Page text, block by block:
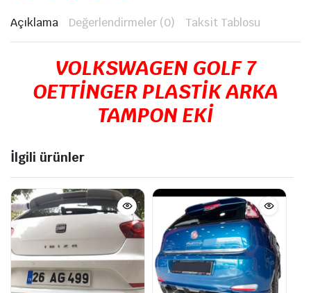
Açıklama Değerlendirmeler (0) Taksit Tablosu
VOLKSWAGEN GOLF 7
OETTİNGER PLASTİK ARKA
TAMPON EKİ
İlgili ürünler